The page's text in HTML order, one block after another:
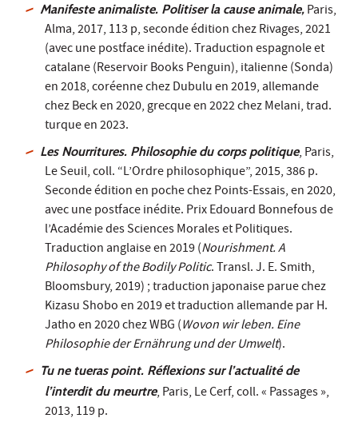
Manifeste animaliste. Politiser la cause animale, Paris,
Alma, 2017, 113 p, seconde édition chez Rivages, 2021
(avec une postface inédite). Traduction espagnole et
catalane (Reservoir Books Penguin), italienne (Sonda)
en 2018, coréenne chez Dubulu en 2019, allemande
chez Beck en 2020, grecque en 2022 chez Melani, trad.
turque en 2023.
Les Nourritures. Philosophie du corps politique, Paris,
Le Seuil, coll. “L’Ordre philosophique”, 2015, 386 p.
Seconde édition en poche chez Points-Essais, en 2020,
avec une postface inédite. Prix Edouard Bonnefous de
l’Académie des Sciences Morales et Politiques.
Traduction anglaise en 2019 (Nourishment. A
Philosophy of the Bodily Politic. Transl. J. E. Smith,
Bloomsbury, 2019) ; traduction japonaise parue chez
Kizasu Shobo en 2019 et traduction allemande par H.
Jatho en 2020 chez WBG (Wovon wir leben. Eine
Philosophie der Ernährung und der Umwelt).
Tu ne tueras point. Réflexions sur l’actualité de
l’interdit du meurtre, Paris, Le Cerf, coll. « Passages »,
2013, 119 p.